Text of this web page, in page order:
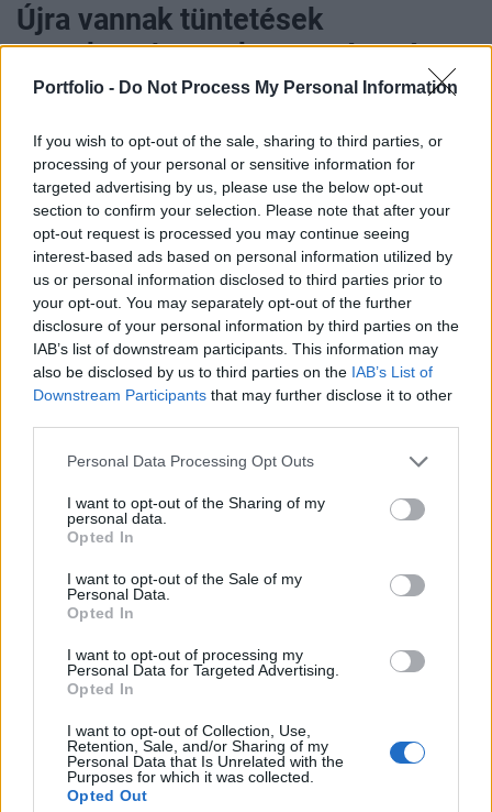
Portfolio - Do Not Process My Personal Information
If you wish to opt-out of the sale, sharing to third parties, or
processing of your personal or sensitive information for
targeted advertising by us, please use the below opt-out
section to confirm your selection. Please note that after your
opt-out request is processed you may continue seeing
interest-based ads based on personal information utilized by
us or personal information disclosed to third parties prior to
your opt-out. You may separately opt-out of the further
disclosure of your personal information by third parties on the
IAB’s list of downstream participants. This information may
also be disclosed by us to third parties on the IAB’s List of
Downstream Participants that may further disclose it to other
Personal Data Processing Opt Outs
I want to opt-out of the Sharing of my
personal data.
Opted In
I want to opt-out of the Sale of my
Personal Data.
Opted In
I want to opt-out of processing my
Personal Data for Targeted Advertising.
Opted In
I want to opt-out of Collection, Use,
Retention, Sale, and/or Sharing of my
Personal Data that Is Unrelated with the
Purposes for which it was collected.
Opted Out
Újra vannak tüntetések
Hongkongban, a koronavírus óta
először
MTI
2020. április 26. 20:45
A koronavírus-járvány kirobbanása óta első
alkalommal vonultak az utcára vasárnap
Hongkongban kormányellenes demonstrálók, a
rendőrség több tüntetővel szemben fellépett a
távolságtartási szabályok megsértése miatt.
A hatóságok figyelmeztették azt a több száz embert, aki a
tilalmat, és emiatt akár pénzbírságra is számíthatnak.
Hongkongban még nem lazítottak a kijárási
korlátozásokon, bár az új koronavírus-fertőzöttek
számának napi emelkedése egy ideje már csak egy
számjegyű...
KEDVES OLVASÓNK!
A keresett cikk a portfolio.hu hírarchívumához
regisztrációhoz kötött.
Az előfizetés a következőket tartalmazza: